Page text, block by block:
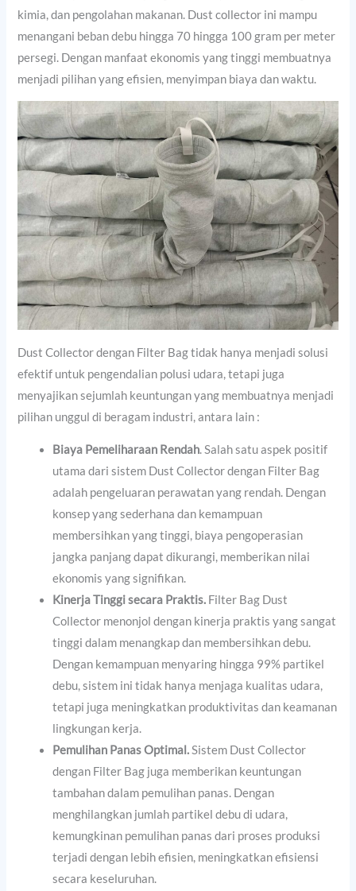
kimia, dan pengolahan makanan. Dust collector ini mampu
menangani beban debu hingga 70 hingga 100 gram per meter
persegi. Dengan manfaat ekonomis yang tinggi membuatnya
menjadi pilihan yang efisien, menyimpan biaya dan waktu.
Dust Collector dengan Filter Bag tidak hanya menjadi solusi
efektif untuk pengendalian polusi udara, tetapi juga
menyajikan sejumlah keuntungan yang membuatnya menjadi
pilihan unggul di beragam industri, antara lain :
Biaya Pemeliharaan Rendah. Salah satu aspek positif
utama dari sistem Dust Collector dengan Filter Bag
adalah pengeluaran perawatan yang rendah. Dengan
konsep yang sederhana dan kemampuan
membersihkan yang tinggi, biaya pengoperasian
jangka panjang dapat dikurangi, memberikan nilai
ekonomis yang signifikan.
Kinerja Tinggi secara Praktis. Filter Bag Dust
Collector menonjol dengan kinerja praktis yang sangat
tinggi dalam menangkap dan membersihkan debu.
Dengan kemampuan menyaring hingga 99% partikel
debu, sistem ini tidak hanya menjaga kualitas udara,
tetapi juga meningkatkan produktivitas dan keamanan
lingkungan kerja.
Pemulihan Panas Optimal.Sistem Dust Collector
dengan Filter Bag juga memberikan keuntungan
tambahan dalam pemulihan panas. Dengan
menghilangkan jumlah partikel debu di udara,
kemungkinan pemulihan panas dari proses produksi
terjadi dengan lebih efisien, meningkatkan efisiensi
secara keseluruhan.